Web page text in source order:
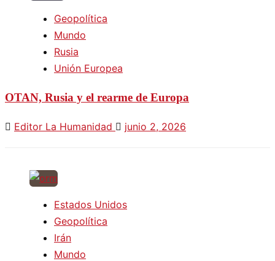
Geopolítica
Mundo
Rusia
Unión Europea
OTAN, Rusia y el rearme de Europa
Editor La Humanidad junio 2, 2026
Estados Unidos
Geopolítica
Irán
Mundo